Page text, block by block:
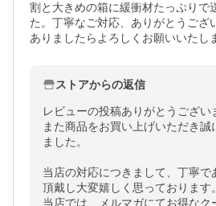
割と大きめの箱に緩衝材たっぷりで
た。丁寧なご対応、ありがとうござ
ありましたらよろしくお願いいたし
ストアからの返信
レビューの投稿ありがとうござい
また商品をお買い上げいただき
ました。
当店の対応につきまして、丁寧で
頂戴し大変嬉しく思っております。
当店では、メルマガにてお得なク